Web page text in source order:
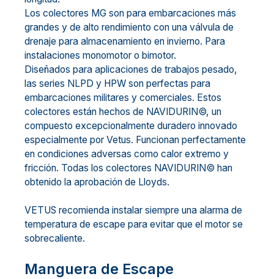
Los colectores MG son para embarcaciones más
grandes y de alto rendimiento con una válvula de
drenaje para almacenamiento en invierno. Para
instalaciones monomotor o bimotor.
Diseñados para aplicaciones de trabajos pesado,
las series NLPD y HPW son perfectas para
embarcaciones militares y comerciales. Estos
colectores están hechos de NAVIDURIN©, un
compuesto excepcionalmente duradero innovado
especialmente por Vetus. Funcionan perfectamente
en condiciones adversas como calor extremo y
fricción. Todas los colectores NAVIDURIN© han
obtenido la aprobación de Lloyds.
VETUS recomienda instalar siempre una alarma de
temperatura de escape para evitar que el motor se
sobrecaliente.
Manguera de Escape